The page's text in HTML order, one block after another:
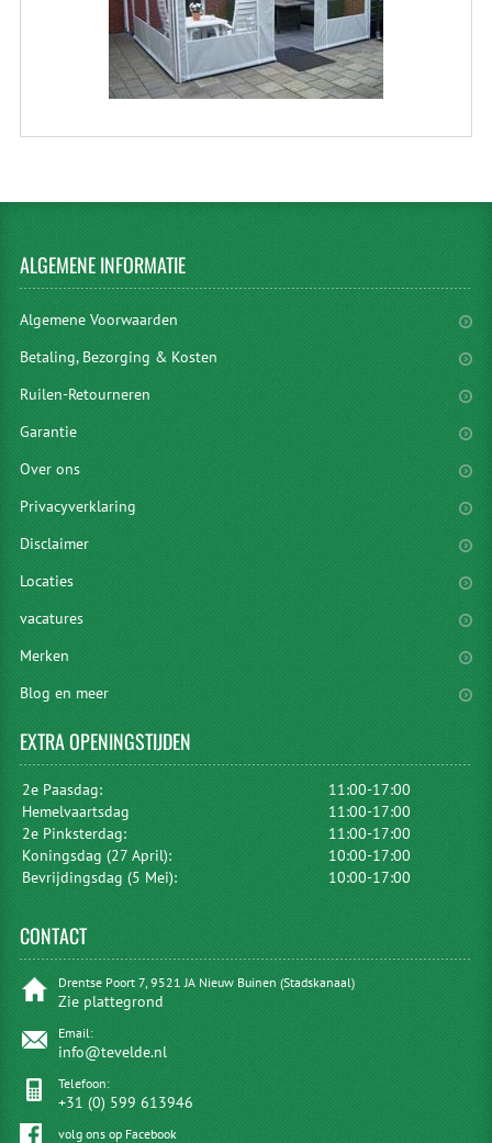
ALGEMENEINFORMATIE
Algemene Voorwaarden
Betaling, Bezorging & Kosten
Ruilen-Retourneren
Garantie
Over ons
Privacyverklaring
Disclaimer
Locaties
vacatures
Merken
Blog en meer
EXTRAOPENINGSTIJDEN
2e Paasdag:
11:00-17:00
Hemelvaartsdag
11:00-17:00
2e Pinksterdag:
11:00-17:00
Koningsdag (27 April):
10:00-17:00
Bevrijdingsdag (5 Mei):
10:00-17:00
CONTACT
Drentse Poort 7, 9521 JA Nieuw Buinen (Stadskanaal)
Zie plattegrond
Email:
info@tevelde.nl
Telefoon:
+31 (0) 599 613946
volg ons op Facebook